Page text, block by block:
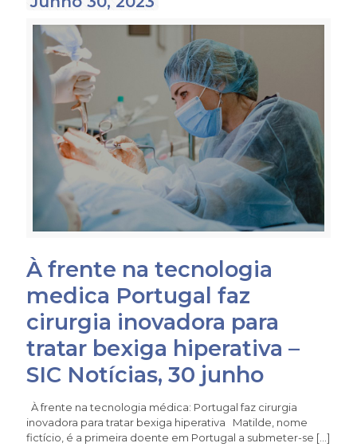
À frente na tecnologia
medica Portugal faz
cirurgia inovadora para
tratar bexiga hiperativa –
SIC Notícias, 30 junho
À frente na tecnologia médica: Portugal faz cirurgia
inovadora para tratar bexiga hiperativa Matilde, nome
fictício, é a primeira doente em Portugal a submeter-se […]